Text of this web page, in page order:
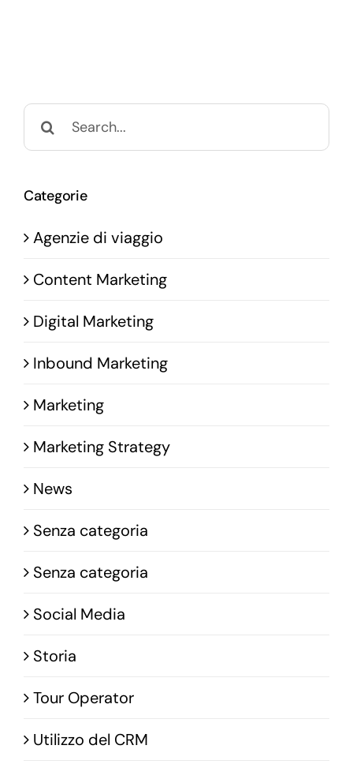
Search
for:
Categorie
Agenzie di viaggio
Content Marketing
Digital Marketing
Inbound Marketing
Marketing
Marketing Strategy
News
Senza categoria
Senza categoria
Social Media
Storia
Tour Operator
Utilizzo del CRM